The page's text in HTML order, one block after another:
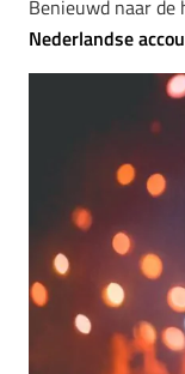
Benieuwd naar de
Nederlandse